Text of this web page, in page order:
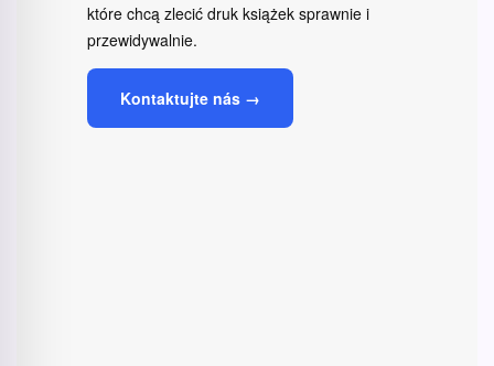
które chcą zlecić druk książek sprawnie i
przewidywalnie.
Kontaktujte nás →